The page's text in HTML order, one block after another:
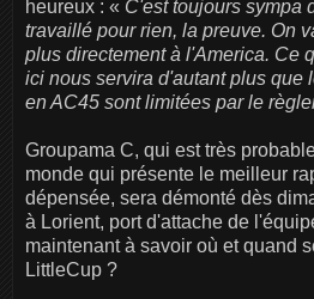
heureux : « C'est toujours sympa
travaillé pour rien, la preuve. On
plus directement à l'America. Ce
ici nous servira d'autant plus que
en AC45 sont limitées par le
Groupama C, qui est très
monde qui présente le meilleur
dépensée, sera démonté dès
à Lorient, port d'attache de
maintenant à savoir où et quand
LittleCup ?